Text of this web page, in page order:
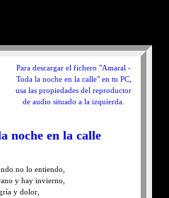
Para descargar el fichero "Amaral -
Toda la noche en la calle" en tu PC,
usa las propiedades del reproductor
de audio situado a la izquierda.
noche en la calle
no lo entiendo,
y hay invierno,
y dolor,